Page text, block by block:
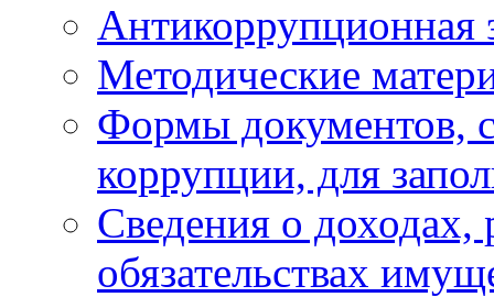
Антикоррупционная
Методические
Формы документов,
коррупции, для
Сведения о доходах,
обязательствах